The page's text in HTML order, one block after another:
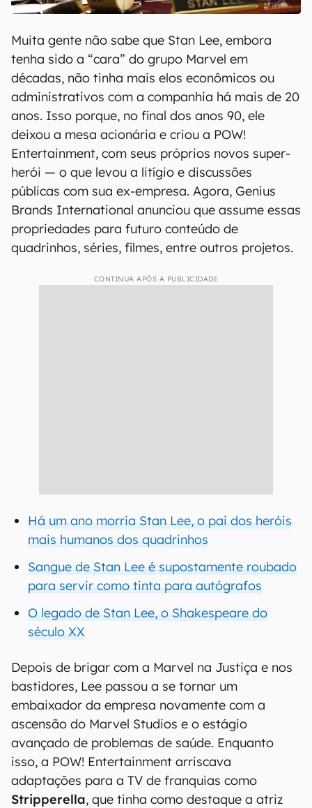
Muita gente não sabe que Stan Lee, embora
tenha sido a “cara” do grupo Marvel em
décadas, não tinha mais elos econômicos ou
administrativos com a companhia há mais de 20
anos. Isso porque, no final dos anos 90, ele
deixou a mesa acionária e criou a POW!
Entertainment, com seus próprios novos super-
herói — o que levou a litígio e discussões
públicas com sua ex-empresa. Agora, Genius
Brands International anunciou que assume essas
propriedades para futuro conteúdo de
quadrinhos, séries, filmes, entre outros projetos.
CONTINUA APÓS A PUBLICIDADE
Há um ano morria Stan Lee, o pai dos heróis
mais humanos dos quadrinhos
Sangue de Stan Lee é supostamente roubado
para servir como tinta para autógrafos
O legado de Stan Lee, o Shakespeare do
século XX
Depois de brigar com a Marvel na Justiça e nos
bastidores, Lee passou a se tornar um
embaixador da empresa novamente com a
ascensão do Marvel Studios e o estágio
avançado de problemas de saúde. Enquanto
isso, a POW! Entertainment arriscava
adaptações para a TV de franquias como
Stripperella, que tinha como destaque a atriz